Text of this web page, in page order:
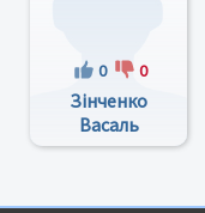
0 0
Зінченко
Васаль
Миколайович